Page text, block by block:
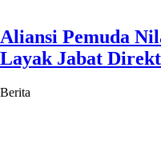
Aliansi Pemuda
Layak Jabat
Berita